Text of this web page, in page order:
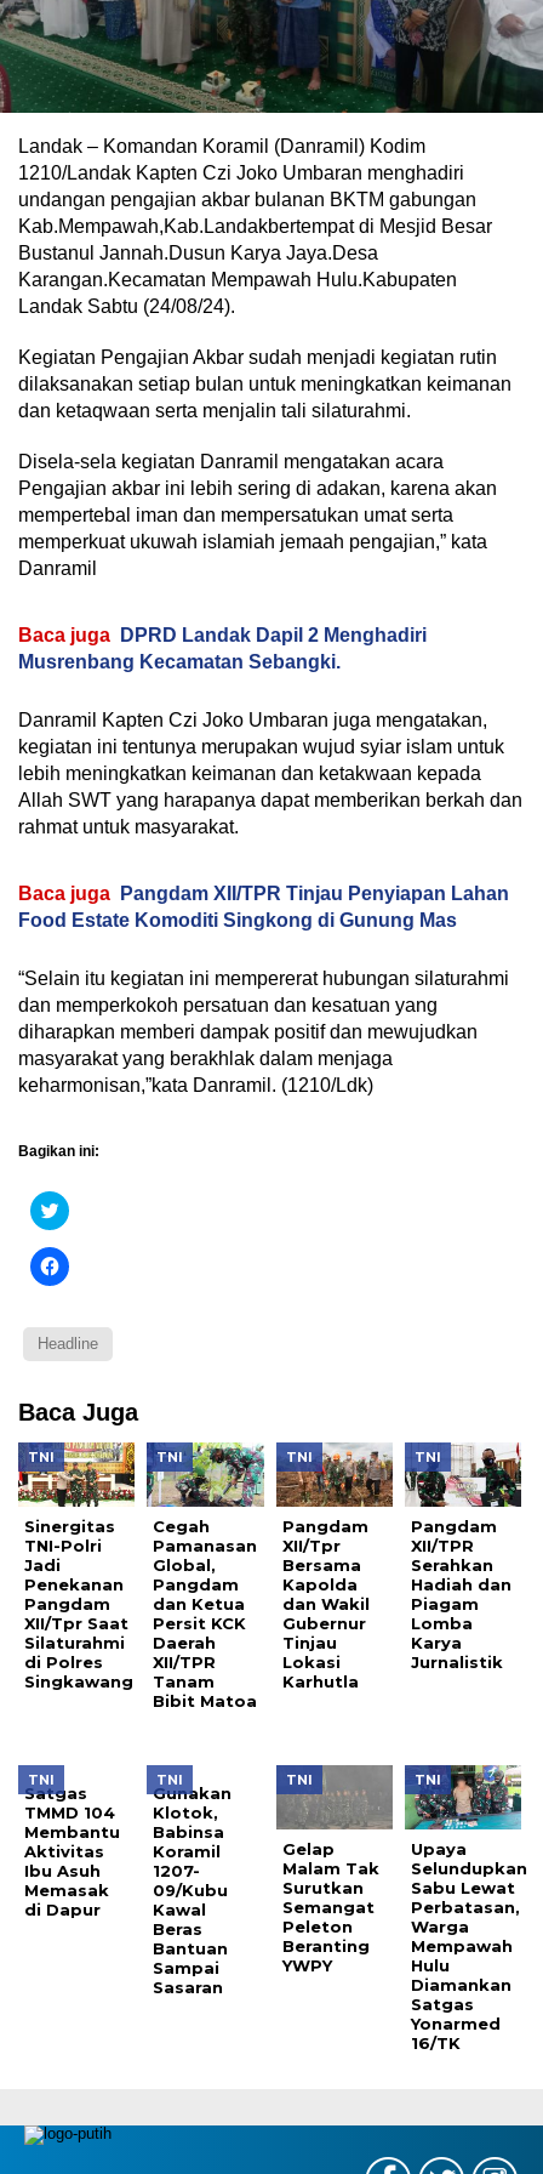
Landak – Komandan Koramil (Danramil) Kodim
1210/Landak Kapten Czi Joko Umbaran menghadiri
undangan pengajian akbar bulanan BKTM gabungan
Kab.Mempawah,Kab.Landakbertempat di Mesjid Besar
Bustanul Jannah.Dusun Karya Jaya.Desa
Karangan.Kecamatan Mempawah Hulu.Kabupaten
Landak Sabtu (24/08/24).
Kegiatan Pengajian Akbar sudah menjadi kegiatan rutin
dilaksanakan setiap bulan untuk meningkatkan keimanan
dan ketaqwaan serta menjalin tali silaturahmi.
Disela-sela kegiatan Danramil mengatakan acara
Pengajian akbar ini lebih sering di adakan, karena akan
mempertebal iman dan mempersatukan umat serta
memperkuat ukuwah islamiah jemaah pengajian,” kata
Danramil
Baca juga
DPRD Landak Dapil 2 Menghadiri
Musrenbang Kecamatan Sebangki.
Danramil Kapten Czi Joko Umbaran juga mengatakan,
kegiatan ini tentunya merupakan wujud syiar islam untuk
lebih meningkatkan keimanan dan ketakwaan kepada
Allah SWT yang harapanya dapat memberikan berkah dan
rahmat untuk masyarakat.
Baca juga
Pangdam XII/TPR Tinjau Penyiapan Lahan
Food Estate Komoditi Singkong di Gunung Mas
“Selain itu kegiatan ini mempererat hubungan silaturahmi
dan memperkokoh persatuan dan kesatuan yang
diharapkan memberi dampak positif dan mewujudkan
masyarakat yang berakhlak dalam menjaga
keharmonisan,”kata Danramil. (1210/Ldk)
Bagikan ini:
Klik
untuk
pada
Twitter(Membuka
di
baru)
Klik
untuk
Facebook(Membuka
di
jendela
Headline
Baca Juga
TNI
Sinergitas
TNI-Polri
Jadi
Penekanan
Pangdam
XII/Tpr Saat
Silaturahmi
di Polres
Singkawang
TNI
Cegah
Pamanasan
Global,
Pangdam
dan Ketua
Persit KCK
Daerah
XII/TPR
Tanam
Bibit Matoa
TNI
Pangdam
XII/Tpr
Bersama
Kapolda
dan Wakil
Gubernur
Tinjau
Lokasi
Karhutla
TNI
Pangdam
XII/TPR
Serahkan
Hadiah dan
Piagam
Lomba
Karya
Jurnalistik
TNI
Satgas
TMMD 104
Membantu
Aktivitas
Ibu Asuh
Memasak
di Dapur
TNI
Gunakan
Klotok,
Babinsa
Koramil
1207-
09/Kubu
Kawal
Beras
Bantuan
Sampai
Sasaran
TNI
Gelap
Malam Tak
Surutkan
Semangat
Peleton
Beranting
YWPY
TNI
Upaya
Selundupkan
Sabu Lewat
Perbatasan,
Warga
Mempawah
Hulu
Diamankan
Satgas
Yonarmed
16/TK